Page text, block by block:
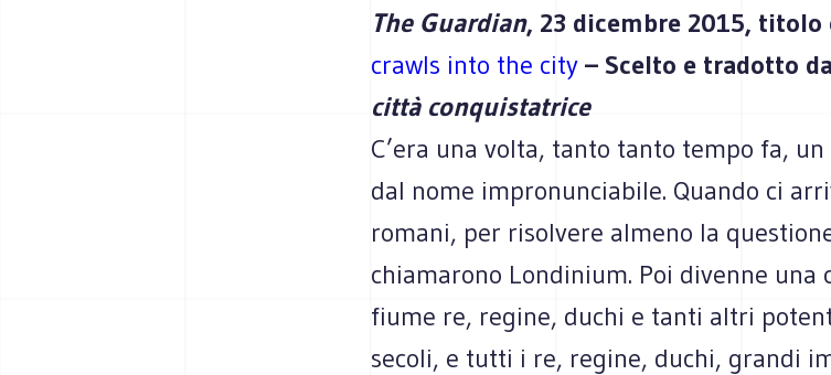
The Guardian, 23 dicembre 2015,
crawls into the city – Scelto e tradotto
città conquistatrice
C’era una volta, tanto tanto tempo fa,
dal nome impronunciabile. Quando ci
romani, per risolvere almeno la
chiamarono Londinium. Poi divenne una
fiume re, regine, duchi e tanti altri
secoli, e tutti i re, regine, duchi, grandi